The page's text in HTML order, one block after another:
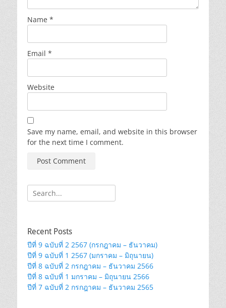
Name *
Email *
Website
Save my name, email, and website in this browser
for the next time I comment.
Search
for:
Recent Posts
ปีที่ 9 ฉบับที่ 2 2567 (กรกฎาคม – ธันวาคม)
ปีที่ 9 ฉบับที่ 1 2567 (มกราคม – มิถุนายน)
ปีที่ 8 ฉบับที่ 2 กรกฎาคม – ธันวาคม 2566
ปีที่ 8 ฉบับที่ 1 มกราคม – มิถุนายน 2566
ปีที่ 7 ฉบับที่ 2 กรกฎาคม – ธันวาคม 2565